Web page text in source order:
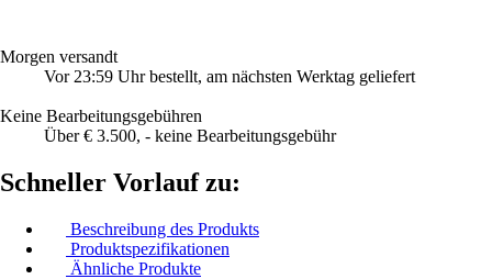
Morgen versandt
Vor 23:59 Uhr bestellt, am nächsten Werktag geliefert
Keine Bearbeitungsgebühren
Über € 3.500, - keine Bearbeitungsgebühr
Schneller Vorlauf zu:
Beschreibung des Produkts
Produktspezifikationen
Ähnliche Produkte